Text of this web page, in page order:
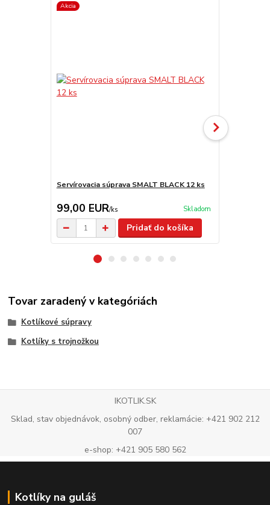
Akcia
Servírovacia súprava SMALT BLACK 12 ks
99,00 EUR/ks Skladom
Pridať do košíka
Tovar zaradený v kategóriách
Kotlíkové súpravy
Kotlíky s trojnožkou
IKOTLIK.SK
Sklad, stav objednávok, osobný odber, reklamácie: +421 902 212
007
e-shop: +421 905 580 562
Kotlíky na guláš